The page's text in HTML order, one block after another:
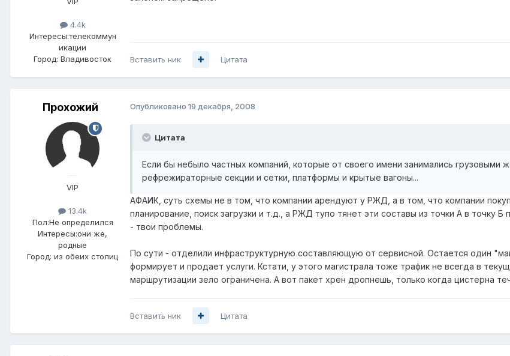
4.4k
Интересы:телекоммун
икации
Город: Владивосток Вставить ник Цитата
Прохожий
VIP
13.4k
Пол:Не определился
Интересы:они же,
родные
Город: из обеих столиц
Опубликовано 19 декабря, 2008
Цитата
Если бы небыло частных компаний, которые от своего имени занимались
рефрежираторные секции и сетки, платформы и крытые вагоны...
АФАИК, суть схемы не в том, что компании арендуют у РЖД, а в том, что компании
планирование, поиск загрузки и т.д., а РЖД тупо тянет эти составы из точки А в точку
- твои проблемы.
По сути - отделили инфраструктурную составляющую от сервисной. Остается один
формирует и продает услуги. Кстати, у этого магистрала тоже трафик не всегда в
маршрутизации зело ограничена. А вот пакет хрен дропнешь, только когда цистерна
Вставить ник Цитата